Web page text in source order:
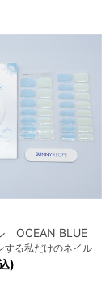
OCEAN BLUE
する私だけのネイル
)